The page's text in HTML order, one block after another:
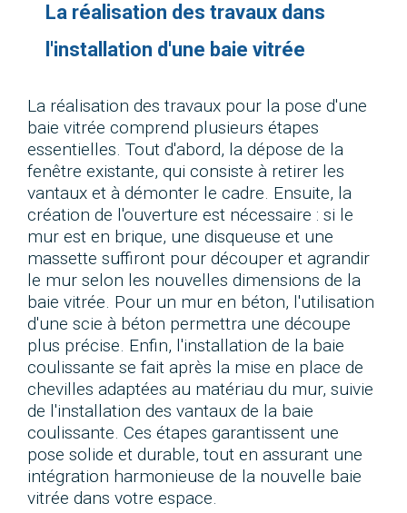
La réalisation des travaux dans
l'installation d'une baie vitrée
La réalisation des travaux pour la pose d'une
baie vitrée comprend plusieurs étapes
essentielles. Tout d'abord, la dépose de la
fenêtre existante, qui consiste à retirer les
vantaux et à démonter le cadre. Ensuite, la
création de l'ouverture est nécessaire : si le
mur est en brique, une disqueuse et une
massette suffiront pour découper et agrandir
le mur selon les nouvelles dimensions de la
baie vitrée. Pour un mur en béton, l'utilisation
d'une scie à béton permettra une découpe
plus précise. Enfin, l'installation de la baie
coulissante se fait après la mise en place de
chevilles adaptées au matériau du mur, suivie
de l'installation des vantaux de la baie
coulissante. Ces étapes garantissent une
pose solide et durable, tout en assurant une
intégration harmonieuse de la nouvelle baie
vitrée dans votre espace.